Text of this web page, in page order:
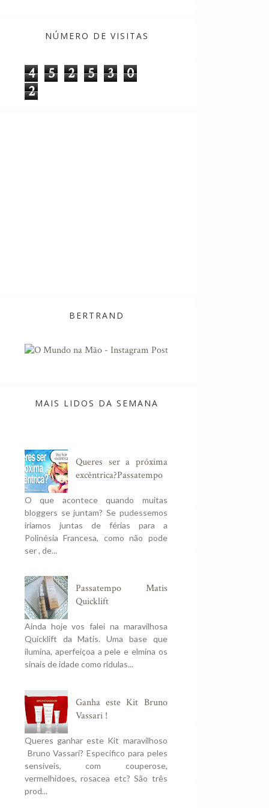
NÚMERO DE VISITAS
4 5 2 5 3
0
2
BERTRAND
MAIS LIDOS DA SEMANA
Queres ser a próxima
excêntrica?Passatempo
O que acontece quando muitas
bloggers se juntam? Se pudessemos
iriamos juntas de férias para a
Polinésia Francesa, como não pode
ser , de...
Passatempo Matis
Quicklift
Ainda hoje vos falei na maravilhosa
Quicklift da Matis. Uma base que
ilumina, aperfeiçoa a pele e elmina os
sinais de idade como ridulas...
Ganha este Kit Bruno
Vassari !
Queres ganhar este Kit maravilhoso
Bruno Vassari? Especifico para peles
sensiveis, com couperose,
vermelhidoes, rosacea etc? São três
prod...